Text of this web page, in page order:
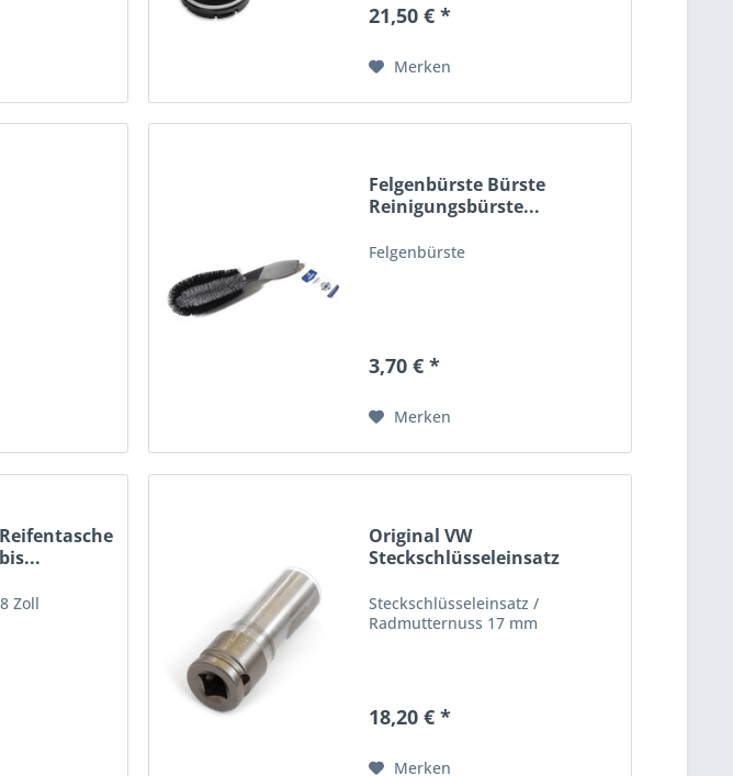
21,50 € *
Merken
Felgenbürste Bürste
Reinigungsbürste...
Felgenbürste
3,70 € *
Merken
Zoll
Original VW
Steckschlüsseleinsatz
Steckschlüsseleinsatz /
Radmutternuss 17 mm
18,20 € *
Merken